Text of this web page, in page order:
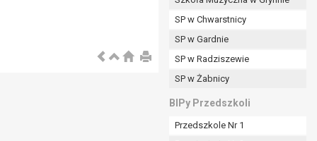
SP w Chwarstnicy
SP w Gardnie
SP w Radziszewie
SP w Żabnicy
BIPy Przedszkoli
Przedszkole Nr 1
gdy:
danych i nie ma innej podstawy prawnej